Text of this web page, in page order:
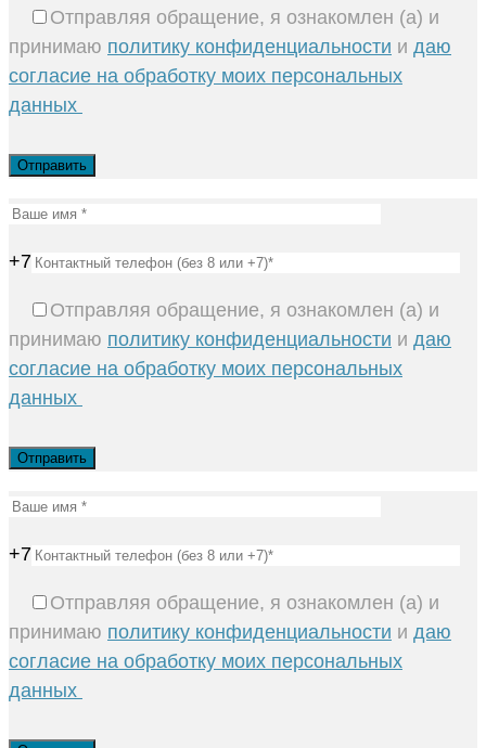
Отправляя обращение, я ознакомлен (а) и
принимаю политику конфиденциальности и даю
согласие на обработку моих персональных
данных
+7
Отправляя обращение, я ознакомлен (а) и
принимаю политику конфиденциальности и даю
согласие на обработку моих персональных
данных
+7
Отправляя обращение, я ознакомлен (а) и
принимаю политику конфиденциальности и даю
согласие на обработку моих персональных
данных